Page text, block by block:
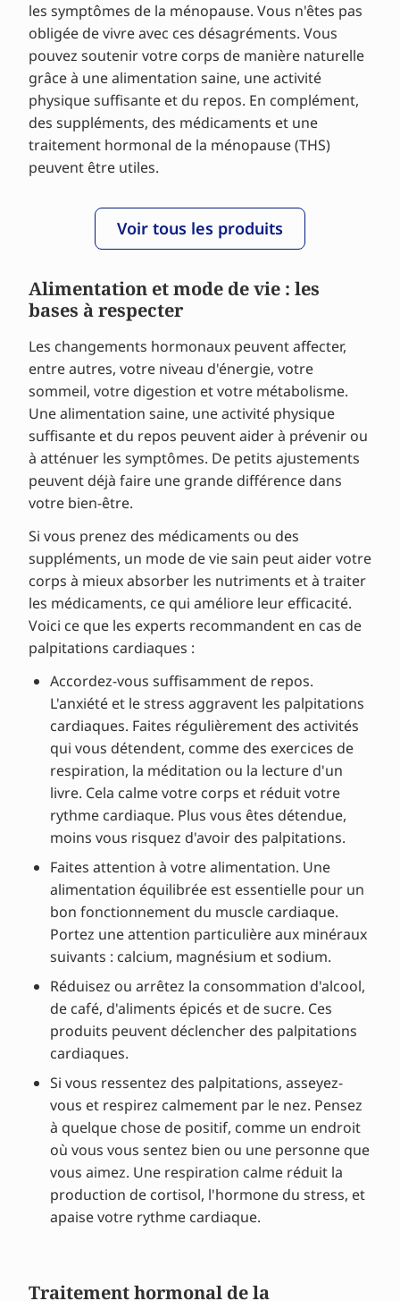
les symptômes de la ménopause. Vous n'êtes pas
obligée de vivre avec ces désagréments. Vous
pouvez soutenir votre corps de manière naturelle
grâce à une alimentation saine, une activité
physique suffisante et du repos. En complément,
des suppléments, des médicaments et une
traitement hormonal de la ménopause (THS)
peuvent être utiles.
Voir tous les produits
Alimentation et mode de vie : les
bases à respecter
Les changements hormonaux peuvent affecter,
entre autres, votre niveau d'énergie, votre
sommeil, votre digestion et votre métabolisme.
Une alimentation saine, une activité physique
suffisante et du repos peuvent aider à prévenir ou
à atténuer les symptômes. De petits ajustements
peuvent déjà faire une grande différence dans
votre bien-être.
Si vous prenez des médicaments ou des
suppléments, un mode de vie sain peut aider votre
corps à mieux absorber les nutriments et à traiter
les médicaments, ce qui améliore leur efficacité.
Voici ce que les experts recommandent en cas de
palpitations cardiaques :
Accordez-vous suffisamment de repos.
L'anxiété et le stress aggravent les palpitations
cardiaques. Faites régulièrement des activités
qui vous détendent, comme des exercices de
respiration, la méditation ou la lecture d'un
livre. Cela calme votre corps et réduit votre
rythme cardiaque. Plus vous êtes détendue,
moins vous risquez d'avoir des palpitations.
Faites attention à votre alimentation. Une
alimentation équilibrée est essentielle pour un
bon fonctionnement du muscle cardiaque.
Portez une attention particulière aux minéraux
suivants : calcium, magnésium et sodium.
Réduisez ou arrêtez la consommation d'alcool,
de café, d'aliments épicés et de sucre. Ces
produits peuvent déclencher des palpitations
cardiaques.
Si vous ressentez des palpitations, asseyez-
vous et respirez calmement par le nez. Pensez
à quelque chose de positif, comme un endroit
où vous vous sentez bien ou une personne que
vous aimez. Une respiration calme réduit la
production de cortisol, l'hormone du stress, et
apaise votre rythme cardiaque.
Traitement hormonal de la